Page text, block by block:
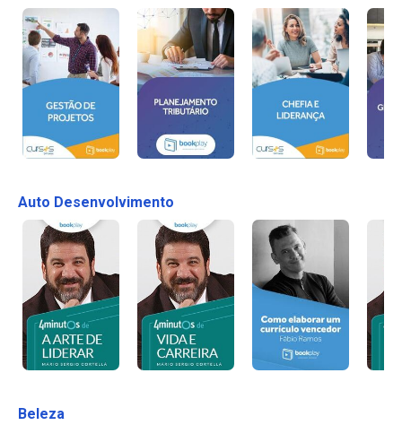
Auto Desenvolvimento
Beleza